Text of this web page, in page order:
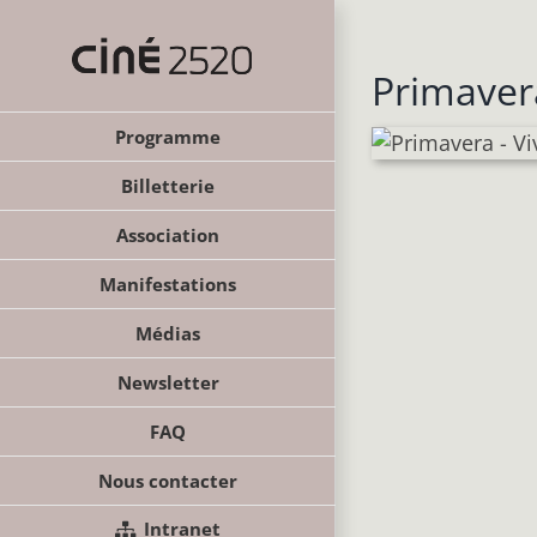
contenu
Programme
Billetterie
Association
Manifestations
Médias
Newsletter
FAQ
Nous contacter
Intranet